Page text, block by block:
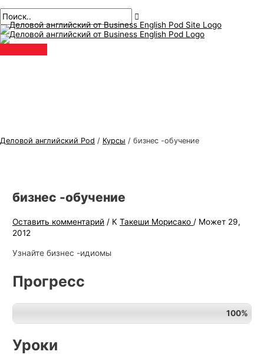
к
содержанию
меню
Деловой английский Pod / Курсы / бизнес -обучение
бизнес -обучение
Оставить комментарий / КТакеши Морисако / Может 29,
2012
Узнайте бизнес -идиомы
Прогресс
100%
Уроки
по
публикациям
почта*
Т
е
м
ы
а
г
й
о
г
И
с
к
а